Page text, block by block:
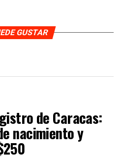
GUSTAR
de Caracas:
nacimiento y